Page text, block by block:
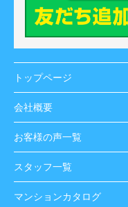
トップページ
会社概要
お客様の声一覧
スタッフ一覧
マンションカタログ